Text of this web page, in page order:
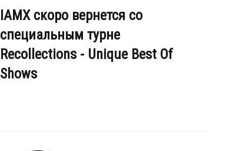
IAMX скоро вернется со
специальным турне
Recollections - Unique Best Of
Shows